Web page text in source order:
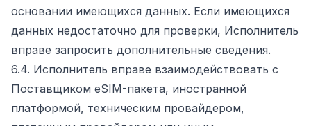
основании имеющихся данных. Если имеющихся
данных недостаточно для проверки, Исполнитель
вправе запросить дополнительные сведения.
6.4. Исполнитель вправе взаимодействовать с
Поставщиком eSIM-пакета, иностранной
платформой, техническим провайдером,